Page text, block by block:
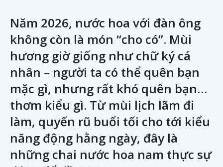
Năm 2026, nước hoa với đàn ông
không còn là món “cho có”. Mùi
hương giờ giống như chữ ký cá
nhân – người ta có thể quên bạn
mặc gì, nhưng rất khó quên bạn…
thơm kiểu gì. Từ mùi lịch lãm đi
làm, quyến rũ buổi tối cho tới kiểu
năng động hằng ngày, đây là
những chai nước hoa nam thực sự